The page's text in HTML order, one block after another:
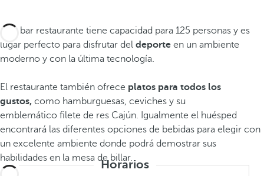
Este bar restaurante tiene capacidad para 125 personas y es
lugar perfecto para disfrutar del deporte en un ambiente
moderno y con la última tecnología.
El restaurante también ofrece platos para todos los
gustos, como hamburguesas, ceviches y su
emblemático filete de res Cajún. Igualmente el huésped
encontrará las diferentes opciones de bebidas para elegir con
un excelente ambiente donde podrá demostrar sus
habilidades en la mesa de billar.
Horarios